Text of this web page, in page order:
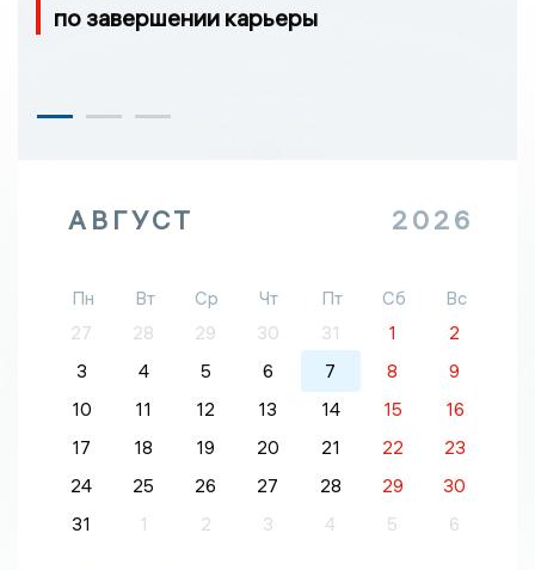
по завершении карьеры
АВГУСТ 2026
Пн Вт Ср Чт Пт Сб
Вс
27
28 29 30 31 1
2
3
4 5 6 7 8
9
10
11 12 13 14 15
16
17
18 19 20 21 22
23
24
25 26 27 28 29
30
31
1 2 3 4 5 6